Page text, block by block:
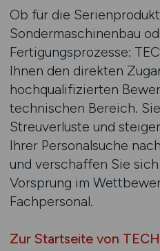
Ob für die
Sondermaschinenbau
Fertigungsprozesse:
Ihnen den direkten
hochqualifizierten
technischen Bereich.
Streuverluste und
Ihrer Personalsuche
und verschaffen Sie
Vorsprung im
Fachpersonal.
Zur Startseite von